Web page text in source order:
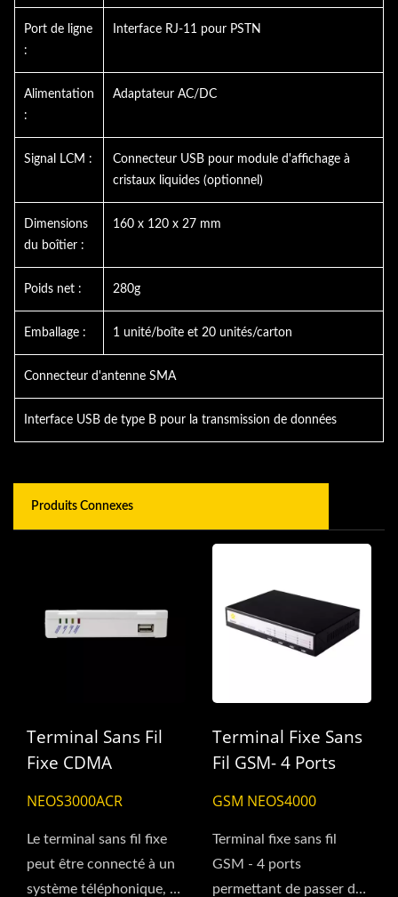
Port de ligne
:
Interface RJ-11 pour PSTN
Alimentation
:
Adaptateur AC/DC
Signal LCM :
Connecteur USB pour module d'affichage à
cristaux liquides (optionnel)
Dimensions
du boîtier :
160 x 120 x 27 mm
Poids net : 280g
Emballage : 1 unité/boîte et 20 unités/carton
Connecteur d'antenne SMA
Interface USB de type B pour la transmission de données
Produits Connexes
Terminal Sans Fil
Fixe CDMA
NEOS3000ACR
Le terminal sans fil fixe
peut être connecté à un
système téléphonique, à
Terminal Fixe Sans
Fil GSM- 4 Ports
GSM NEOS4000
Terminal fixe sans fil
GSM - 4 ports
permettant de passer des